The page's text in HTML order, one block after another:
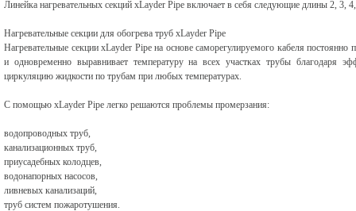
Линейка нагревательных секций xLayder Pipe включает в себя следующие длины 2, 3,
Нагревательные секции для обогрева труб xLayder Pipe
Нагревательные секции xLayder Pipe на основе саморегулируемого кабеля
и одновременно выравнивает температуру на всех участках трубы благодаря
циркуляцию жидкости по трубам при любых температурах.
С помощью xLayder Pipe легко решаются проблемы промерзания:
водопроводных труб,
канализационных труб,
приусадебных колодцев,
водонапорных насосов,
ливневых канализаций,
труб систем пожаротушения.